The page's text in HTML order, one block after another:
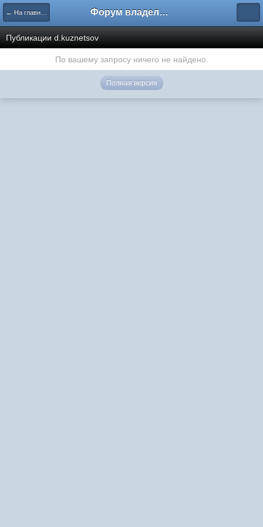
← На главную Форум владельцев интернет-магазинов
Публикации d.kuznetsov
По вашему запросу ничего не найдено.
Полная версия